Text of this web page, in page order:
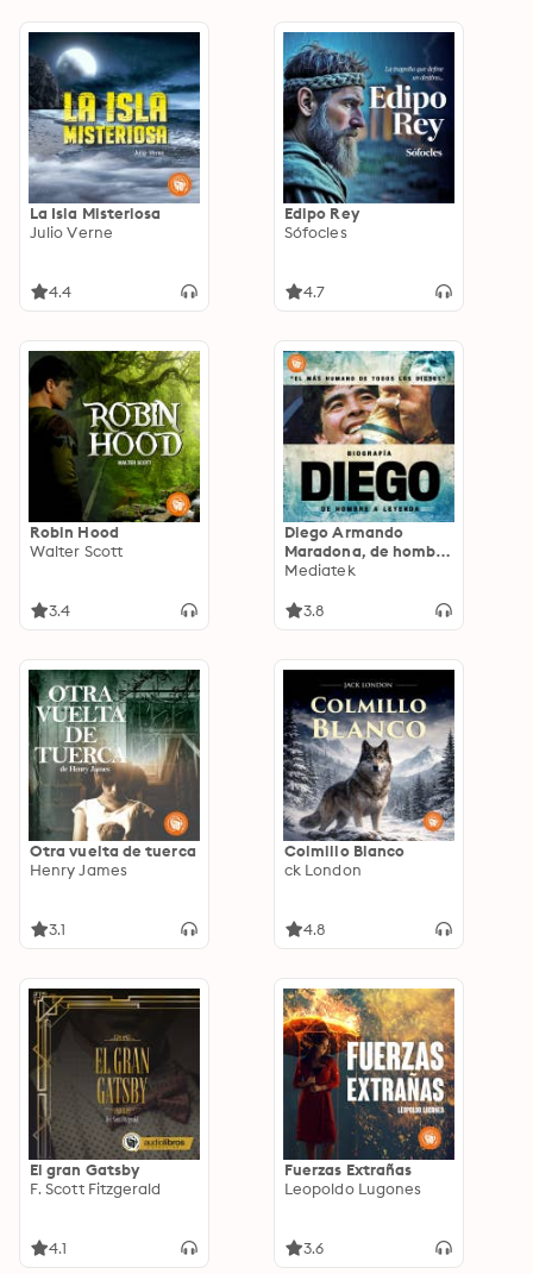
La Isla Misteriosa
Julio Verne
4.4
Edipo Rey
Sófocles
4.7
Robin Hood
Walter Scott
3.4
Diego Armando
Maradona, de hombre
a leyenda
Mediatek
3.8
Otra vuelta de tuerca
Henry James
3.1
Colmillo Blanco
ck London
4.8
El gran Gatsby
F. Scott Fitzgerald
4.1
Fuerzas Extrañas
Leopoldo Lugones
3.6